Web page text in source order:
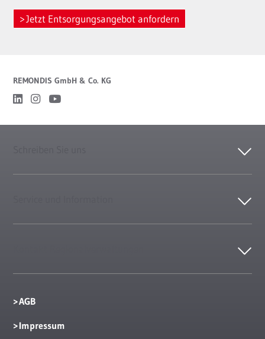
Jetzt Entsorgungsangebot anfordern
REMONDIS GmbH & Co. KG
AGB
Impressum